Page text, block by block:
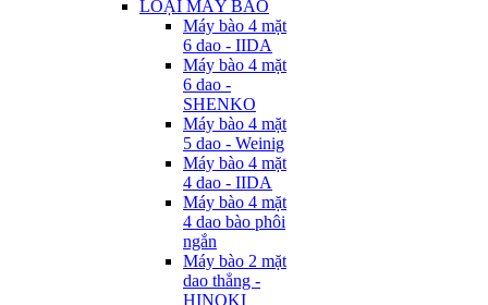
LOẠI MÁY BÀO
Máy bào 4 mặt
6 dao - IIDA
Máy bào 4 mặt
6 dao -
SHENKO
Máy bào 4 mặt
5 dao - Weinig
Máy bào 4 mặt
4 dao - IIDA
Máy bào 4 mặt
4 dao bào phôi
ngắn
Máy bào 2 mặt
dao thẳng -
HINOKI